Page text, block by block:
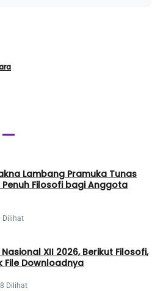
Lambang Pramuka Tunas
Penuh Filosofi bagi Anggota
Dilihat
XII 2026, Berikut Filosofi,
File Downloadnya
Dilihat